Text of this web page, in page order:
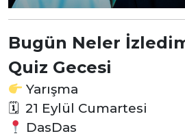
Bugün Neler
Quiz Gecesi
Yarışma
🗓 21 Eylül Cumartesi
DasDas